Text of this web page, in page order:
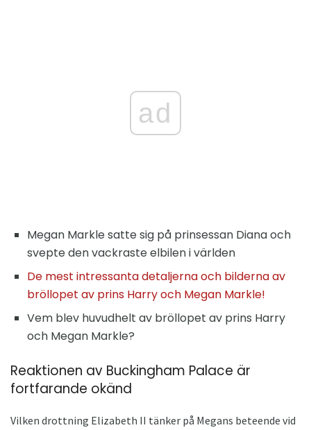
ad
Megan Markle satte sig på prinsessan Diana och
svepte den vackraste elbilen i världen
De mest intressanta detaljerna och bilderna av
bröllopet av prins Harry och Megan Markle!
Vem blev huvudhelt av bröllopet av prins Harry
och Megan Markle?
Reaktionen av Buckingham Palace är
fortfarande okänd
Vilken drottning Elizabeth II tänker på Megans beteende vid